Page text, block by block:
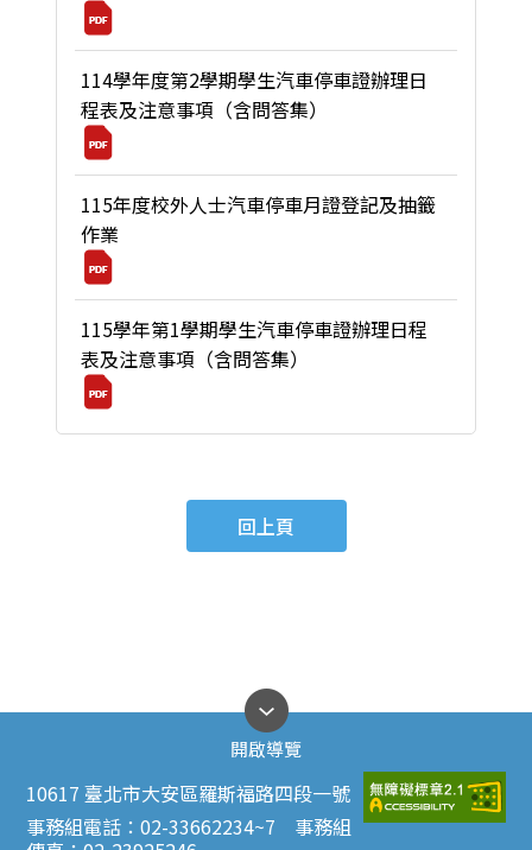
114學年度第2學期學生汽車停車證辦理日
程表及注意事項（含問答集）
115年度校外人士汽車停車月證登記及抽籤
作業
115學年第1學期學生汽車停車證辦理日程
表及注意事項（含問答集）
回上頁
開啟導覽
10617 臺北市大安區羅斯福路四段一號
事務組電話：02-33662234~7 事務組